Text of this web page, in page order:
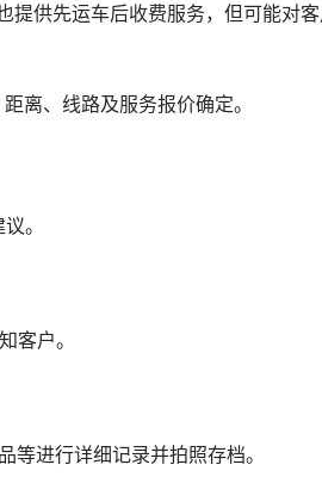
提供先运车后收费服务，但可能对
离、线路及服务报价确定。
。
客户。
进行详细记录并拍照存档。